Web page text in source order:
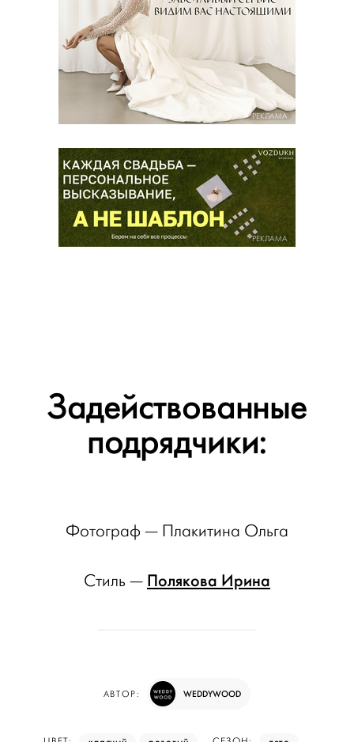
РЕКЛАМА
РЕКЛАМА
Задействованные
подрядчики:
Фотограф — Плакитина Ольга
Стиль — Полякова Ирина
АВТОР: WEDDYWOOD